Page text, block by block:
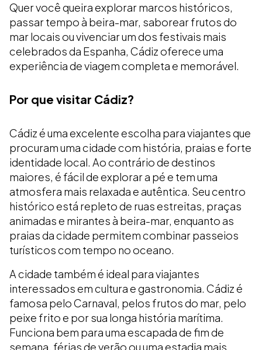
Quer você queira explorar marcos históricos,
passar tempo à beira-mar, saborear frutos do
mar locais ou vivenciar um dos festivais mais
celebrados da Espanha, Cádiz oferece uma
experiência de viagem completa e memorável.
Por que visitar Cádiz?
Cádiz é uma excelente escolha para viajantes que
procuram uma cidade com história, praias e forte
identidade local. Ao contrário de destinos
maiores, é fácil de explorar a pé e tem uma
atmosfera mais relaxada e autêntica. Seu centro
histórico está repleto de ruas estreitas, praças
animadas e mirantes à beira-mar, enquanto as
praias da cidade permitem combinar passeios
turísticos com tempo no oceano.
A cidade também é ideal para viajantes
interessados em cultura e gastronomia. Cádiz é
famosa pelo Carnaval, pelos frutos do mar, pelo
peixe frito e por sua longa história marítima.
Funciona bem para uma escapada de fim de
semana, férias de verão ou uma estadia mais